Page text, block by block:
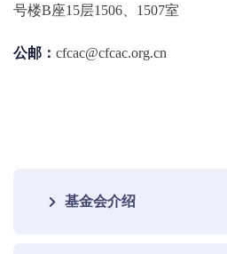
号楼B座15层1506、1507室
公邮： cfcac@cfcac.org.cn
基金会介绍